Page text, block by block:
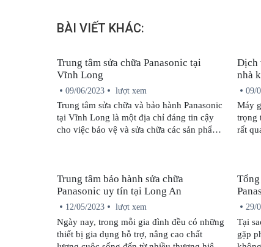
BÀI VIẾT KHÁC:
Trung tâm sửa chữa Panasonic tại
Vĩnh Long
09/06/2023
lượt xem
Trung tâm sửa chữa và bảo hành Panasonic
tại Vĩnh Long là một địa chỉ đáng tin cậy
cho việc bảo vệ và sửa chữa các sản phẩm
dịch vụ chất lượng và đáng tin cậy cho
khách hàng.
Dịch
nhà
09/
Máy
trọng
rất
Trung tâm bảo hành sửa chữa
Panasonic uy tín tại Long An
12/05/2023
lượt xem
Ngày nay, trong mỗi gia đình đều có những
thiết bị gia dụng hỗ trợ, nâng cao chất
29/
Tại
gặp